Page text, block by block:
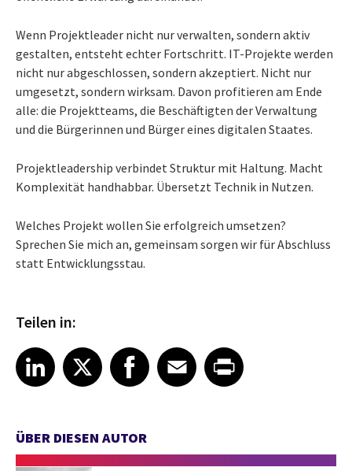
Wenn Projektleader nicht nur verwalten, sondern aktiv
gestalten, entsteht echter Fortschritt. IT-Projekte werden
nicht nur abgeschlossen, sondern akzeptiert. Nicht nur
umgesetzt, sondern wirksam. Davon profitieren am Ende
alle: die Projektteams, die Beschäftigten der Verwaltung
und die Bürgerinnen und Bürger eines digitalen Staates.
Projektleadership verbindet Struktur mit Haltung. Macht
Komplexität handhabbar. Übersetzt Technik in Nutzen.
Welches Projekt wollen Sie erfolgreich umsetzen?
Sprechen Sie mich an, gemeinsam sorgen wir für Abschluss
statt Entwicklungsstau.
Teilen in:
Share article on LinkedIn
LinkedIn
Share article on XShare article on Facebook
Facebook
Share article on Email
EmailShare article on Print
ÜBER DIESEN AUTOR